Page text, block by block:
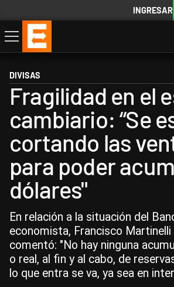
INGRESAR
Economía
Política
Internacional
Actualidad
Descargá la App
DIVISAS
Fragilidad en el
cambiario: “Se
cortando las
para poder
dólares"
En relación a la situación del
economista, Francisco Martinelli
comentó: "No hay ninguna
o real, al fin y al cabo, de
lo que entra se va, ya sea en